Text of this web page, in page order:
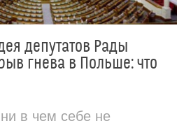
депутатов Рады
гнева в Польше: что
в чем себе не